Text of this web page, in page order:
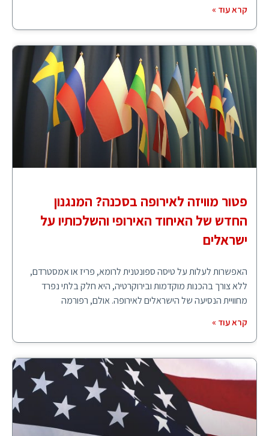
קרא עוד »
פטור מוויזה לאירופה בסכנה? המנגנון
החדש של האיחוד האירופי והשלכותיו על
ישראלים
האפשרות לעלות על טיסה ספונטנית לרומא, פריז או אמסטרדם,
ללא צורך בהכנות מוקדמות ובירוקרטיה, היא חלק בלתי נפרד
מחוויית הנסיעה של הישראלים לאירופה. אולם, רפורמה
קרא עוד »